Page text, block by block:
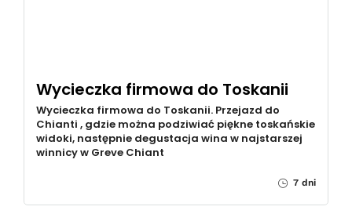
Wycieczka firmowa do Toskanii
Wycieczka firmowa do Toskanii. Przejazd do
Chianti , gdzie można podziwiać piękne toskańskie
widoki, następnie degustacja wina w najstarszej
winnicy w Greve Chiant
7 dni